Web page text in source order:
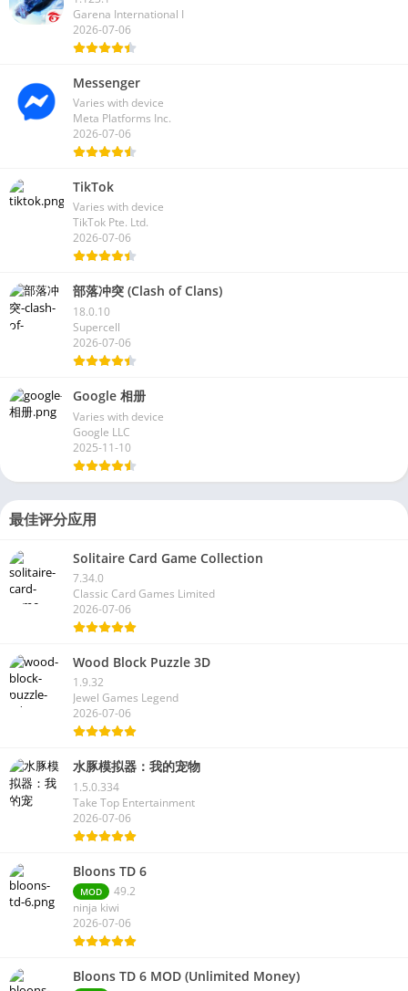
Garena International I
2026-07-06
Messenger
Varies with device
Meta Platforms Inc.
2026-07-06
TikTok
Varies with device
TikTok Pte. Ltd.
2026-07-06
部落冲突 (Clash of Clans)
18.0.10
Supercell
2026-07-06
Google 相册
Varies with device
Google LLC
2025-11-10
最佳评分应用
Solitaire Card Game Collection
7.34.0
Classic Card Games Limited
2026-07-06
Wood Block Puzzle 3D
1.9.32
Jewel Games Legend
2026-07-06
水豚模拟器：我的宠物
1.5.0.334
Take Top Entertainment
2026-07-06
Bloons TD 6
MOD
49.2
ninja kiwi
2026-07-06
Bloons TD 6 MOD (Unlimited Money)